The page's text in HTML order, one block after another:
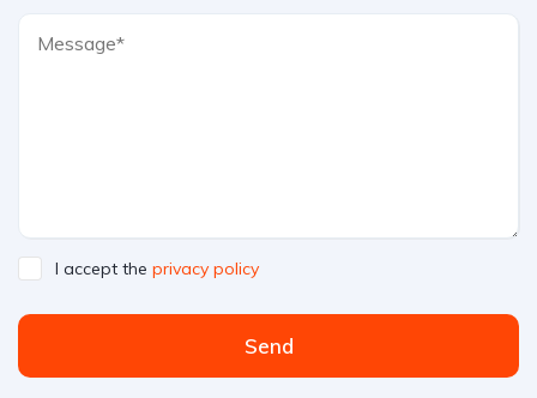
I accept the privacy policy
Send